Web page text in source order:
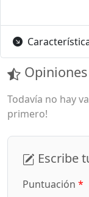
Todavía no hay
primero!
Escribe
Puntuación *